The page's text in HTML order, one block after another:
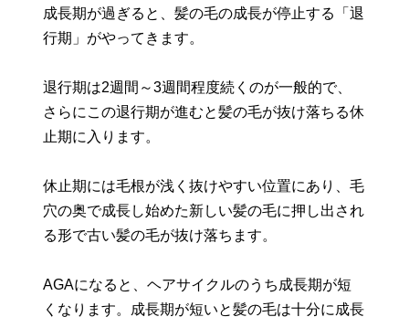
成長期が過ぎると、髪の毛の成長が停止する「退
行期」がやってきます。
退行期は2週間～3週間程度続くのが一般的で、
さらにこの退行期が進むと髪の毛が抜け落ちる休
止期に入ります。
休止期には毛根が浅く抜けやすい位置にあり、毛
穴の奥で成長し始めた新しい髪の毛に押し出され
る形で古い髪の毛が抜け落ちます。
AGAになると、ヘアサイクルのうち成長期が短
くなります。成長期が短いと髪の毛は十分に成長